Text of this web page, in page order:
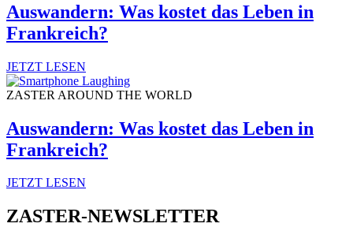
Auswandern: Was kostet das Leben in
Frankreich?
JETZT LESEN
ZASTER AROUND THE WORLD
Auswandern: Was kostet das Leben in
Frankreich?
JETZT LESEN
ZASTER-NEWSLETTER